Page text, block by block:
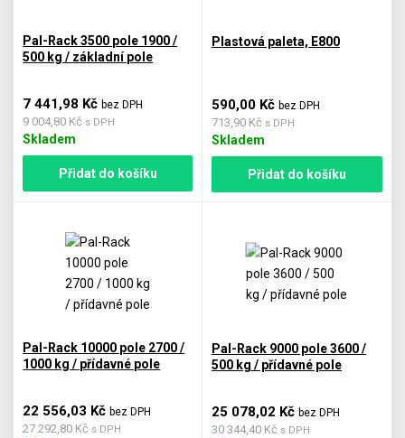
Pal-Rack 3500 pole 1900 /
500 kg / základní pole
7 441,98 Kčbez DPH
9 004,80 Kč s DPH
Skladem
Přidat do košíku
Plastová paleta, E800
590,00 Kč bez DPH
713,90 Kč s DPH
Skladem
Přidat do košíku
Pal-Rack 10000 pole 2700 /
1000 kg / přídavné pole
22 556,03 Kčbez DPH
27 292,80 Kč s DPH
Pal-Rack 9000 pole 3600 /
500 kg / přídavné pole
25 078,02 Kč bez DPH
30 344,40 Kč s DPH